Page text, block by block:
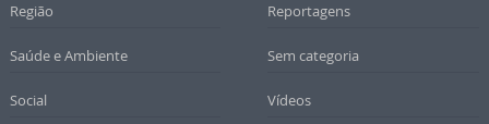
Região Reportagens
Saúde e Ambiente Sem categoria
Social Vídeos